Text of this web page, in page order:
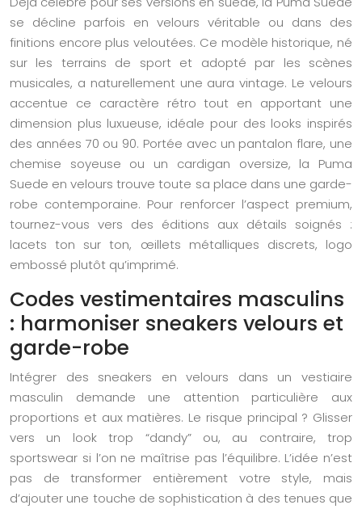
se décline parfois en velours véritable ou dans des
finitions encore plus veloutées. Ce modèle historique, né
sur les terrains de sport et adopté par les scènes
musicales, a naturellement une aura vintage. Le velours
accentue ce caractère rétro tout en apportant une
dimension plus luxueuse, idéale pour des looks inspirés
des années 70 ou 90. Portée avec un pantalon flare, une
chemise soyeuse ou un cardigan oversize, la Puma
Suede en velours trouve toute sa place dans une garde-
robe contemporaine. Pour renforcer l’aspect premium,
tournez-vous vers des éditions aux détails soignés :
lacets ton sur ton, œillets métalliques discrets, logo
embossé plutôt qu’imprimé.
Codes vestimentaires masculins
: harmoniser sneakers velours et
garde-robe
Intégrer des sneakers en velours dans un vestiaire
masculin demande une attention particulière aux
proportions et aux matières. Le risque principal ? Glisser
vers un look trop “dandy” ou, au contraire, trop
sportswear si l’on ne maîtrise pas l’équilibre. L’idée n’est
pas de transformer entièrement votre style, mais
d’ajouter une touche de sophistication à des tenues que